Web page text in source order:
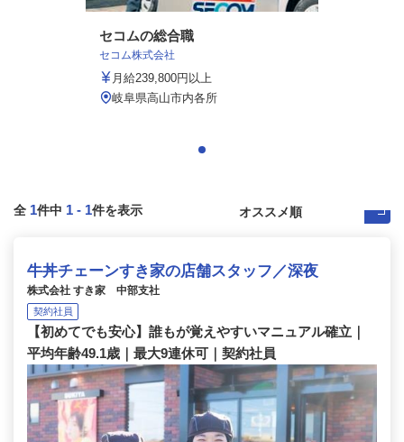
セコムの総合職
セコム株式会社
月給239,800円以上
岐阜県高山市内各所
全 1件中 1 - 1件を表示
牛丼チェーンすき家の店舗スタッフ／深夜
株式会社 すき家 中部支社
契約社員
【初めてでも安心】誰もが覚えやすいマニュアル確立｜
平均年齢49.1歳｜最大9連休可｜契約社員